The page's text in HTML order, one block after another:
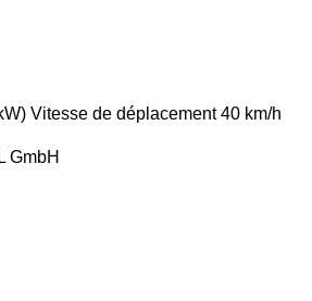
Vitesse de déplacement 40 km/h
GmbH